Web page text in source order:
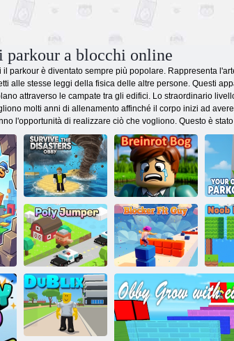
parkour a blocchi online
il parkour è diventato sempre più popolare. Rappresenta
alle stesse leggi della fisica delle altre persone. Questi
attraverso le campate tra gli edifici. Lo straordinario
molti anni di allenamento affinché il corpo inizi ad
l'opportunità di realizzare ciò che vogliono. Questo è
Sopravvivere ai
disastri: Obby
Palude di
Breinrot
Il
Ponticello in
poliestere
Ragazzo in
forma bloccante